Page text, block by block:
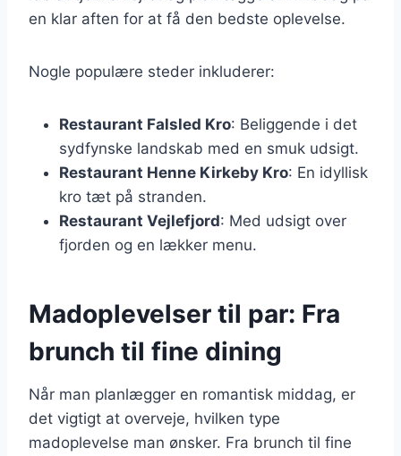
en klar aften for at få den bedste oplevelse.
Nogle populære steder inkluderer:
Restaurant Falsled Kro: Beliggende i det
sydfynske landskab med en smuk udsigt.
Restaurant Henne Kirkeby Kro: En idyllisk
kro tæt på stranden.
Restaurant Vejlefjord: Med udsigt over
fjorden og en lækker menu.
Madoplevelser til par: Fra
brunch til fine dining
Når man planlægger en romantisk middag, er
det vigtigt at overveje, hvilken type
madoplevelse man ønsker. Fra brunch til fine